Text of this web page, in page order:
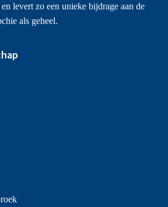
levert zo een unieke bijdrage aan de
als geheel.